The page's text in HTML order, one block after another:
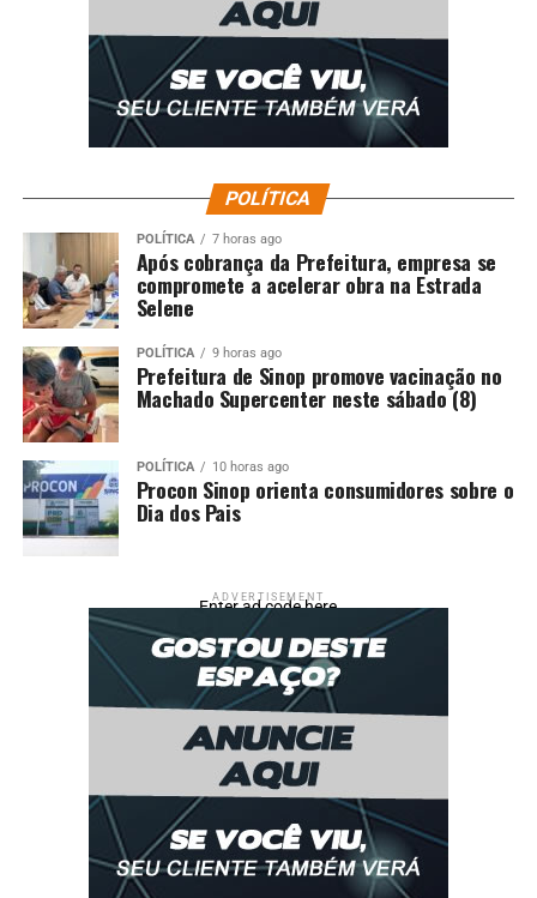
POLÍTICA
POLÍTICA 7 horas ago
Após cobrança da Prefeitura, empresa se
compromete a acelerar obra na Estrada
Selene
POLÍTICA 9 horas ago
Prefeitura de Sinop promove vacinação no
Machado Supercenter neste sábado (8)
POLÍTICA 10 horas ago
Procon Sinop orienta consumidores sobre o
Dia dos Pais
ADVERTISEMENT
Enter ad code here